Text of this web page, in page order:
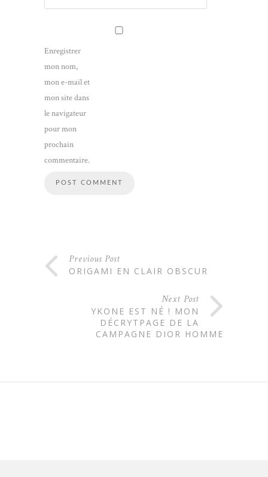
Enregistrer
mon nom,
mon e-mail et
mon site dans
le navigateur
pour mon
prochain
commentaire.
Previous Post
ORIGAMI EN CLAIR OBSCUR
Next Post
YKONE EST NÉ ! MON
DÉCRYTPAGE DE LA
CAMPAGNE DIOR HOMME